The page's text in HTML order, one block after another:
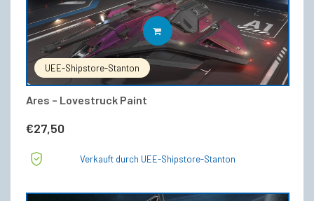
UEE-Shipstore-Stanton
Ares – Lovestruck Paint
€27,50
IN DEN WARENKORB
Verkauft durch UEE-Shipstore-Stanton